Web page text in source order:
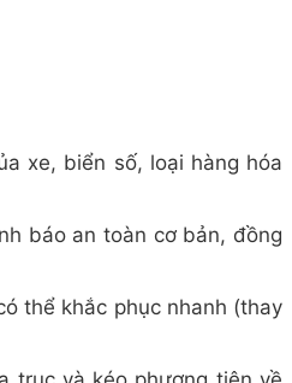
xe, biển số, loại hàng hóa
báo an toàn cơ bản, đồng
thể khắc phục nhanh (thay